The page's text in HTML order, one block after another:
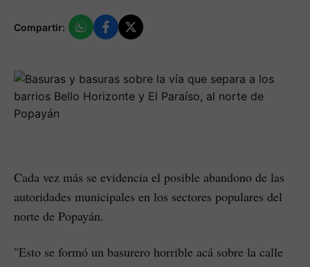
Compartir:
Cada vez más se evidencia el posible abandono de las
autoridades municipales en los sectores populares del
norte de Popayán.
"Esto se formó un basurero horrible acá sobre la calle